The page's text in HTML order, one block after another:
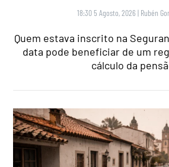
18:30 5 Agosto, 2026 | Rubén
Quem estava inscrito na
data pode beneficiar de um
cálculo da